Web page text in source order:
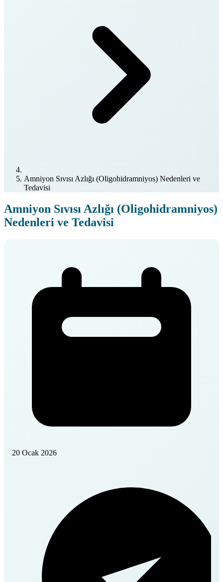
Amniyon Sıvısı Azlığı (Oligohidramniyos) Nedenleri ve
Tedavisi
Amniyon Sıvısı Azlığı (Oligohidramniyos)
Nedenleri ve Tedavisi
20 Ocak 2026